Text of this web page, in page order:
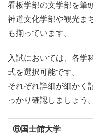
看板学部の文学部を筆
神道文化学部や観光ま
も揃っています。
入試においては、各学
式を選択可能です。
それぞれ詳細が細かく
っかり確認しましょう。
⑥国士館大学